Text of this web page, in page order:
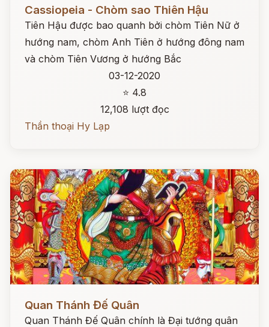
Cassiopeia - Chòm sao Thiên Hậu
Tiên Hậu được bao quanh bởi chòm Tiên Nữ ở
hướng nam, chòm Anh Tiên ở hướng đông nam
và chòm Tiên Vương ở hướng Bắc
03-12-2020
⭐ 4.8
12,108 lượt đọc
Thần thoại Hy Lạp
Quan Thánh Đế Quân
Quan Thánh Đế Quân chính là Đại tướng quân